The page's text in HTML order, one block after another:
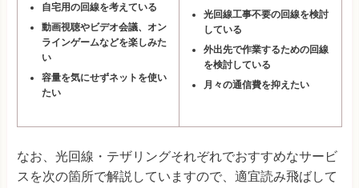
自宅用の回線を考えている
動画視聴やビデオ会議、オン
ラインゲームなどを楽しみた
い
容量を気にせずネットを使い
たい
光回線工事不要の回線を検討
している
外出先で作業するための回線
を検討している
月々の通信費を抑えたい
なお、光回線・テザリングそれぞれでおすすめなサービ
スを次の箇所で解説していますので、適宜読み飛ばして